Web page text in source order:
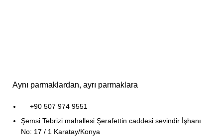
Aynı parmaklardan, ayrı parmaklara
+90 507 974 9551
Şemsi Tebrizi mahallesi Şerafettin caddesi sevindir İşhanı
No: 17 / 1 Karatay/Konya